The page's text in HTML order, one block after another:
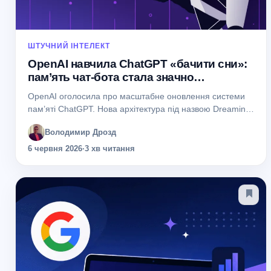
ШТУЧНИЙ ІНТЕЛЕКТ
OpenAI навчила ChatGPT «бачити сни»:
пам’ять чат-бота стала значно
розумнішою
OpenAI оголосила про масштабне оновлення системи
пам’яті ChatGPT. Нова архітектура під назвою Dreaming
попередніх діалогів, актуалізувати контекст і
враховувати довгострокові вподобання користувача....
Володимир Дрозд
6 червня 2026·3 хв читання